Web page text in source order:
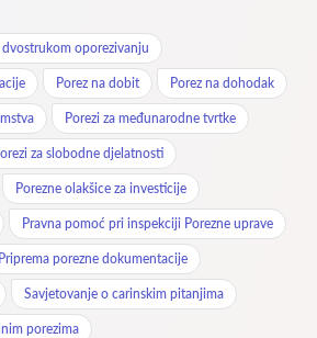
oporezivanju
Porez na dobit Porez na dohodak
Porezi za međunarodne tvrtke
za slobodne djelatnosti
Porezne olakšice za investicije
Pravna pomoć pri inspekciji Porezne uprave
Priprema porezne dokumentacije
Savjetovanje o carinskim pitanjima
porezima